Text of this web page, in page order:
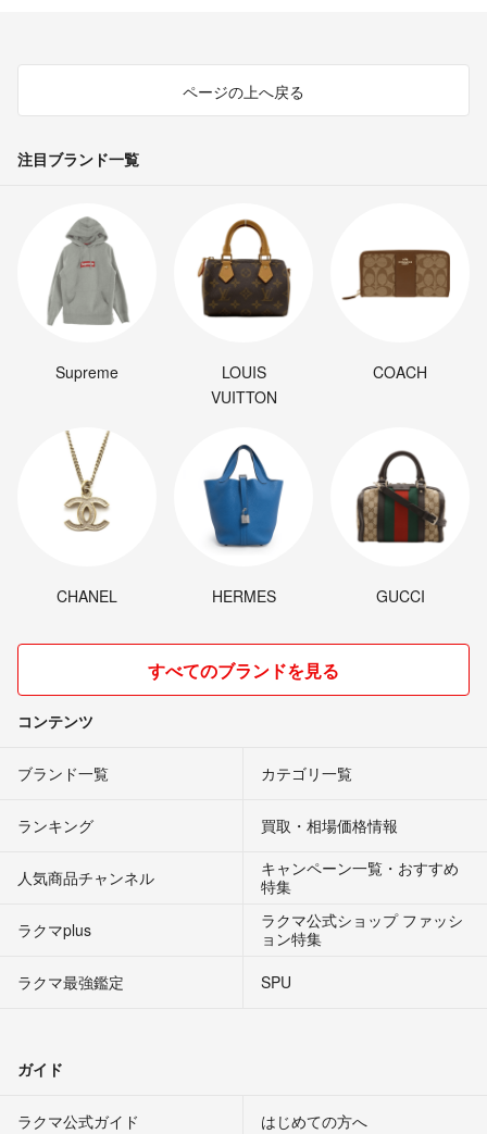
ページの上へ戻る
注目ブランド一覧
Supreme
LOUIS
VUITTON
COACH
CHANEL HERMES GUCCI
すべてのブランドを見る
コンテンツ
ブランド一覧 カテゴリ一覧
ランキング 買取・相場価格情報
人気商品チャンネル
キャンペーン一覧・おすすめ
特集
ラクマplus
ラクマ公式ショップ ファッシ
ョン特集
ラクマ最強鑑定
SPU
ガイド
ラクマ公式ガイド はじめての方へ